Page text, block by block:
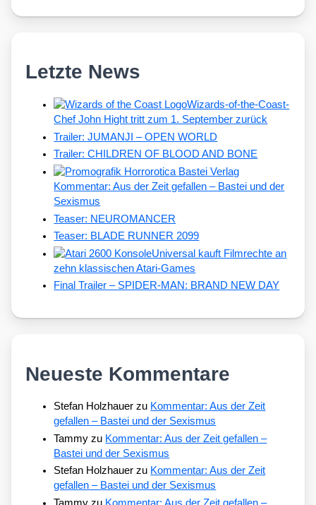
Letzte News
Wizards-of-the-Coast-
Chef John Hight tritt zum 1. September zurück
Trailer: JUMANJI – OPEN WORLD
Trailer: CHILDREN OF BLOOD AND BONE
Kommentar: Aus der Zeit gefallen – Bastei und der
Sexismus
Teaser: NEUROMANCER
Teaser: BLADE RUNNER 2099
Universal kauft Filmrechte an
zehn klassischen Atari-Games
Final Trailer – SPIDER-MAN: BRAND NEW DAY
Neueste Kommentare
Stefan Holzhauer zu Kommentar: Aus der Zeit
gefallen – Bastei und der Sexismus
Tammy zu Kommentar: Aus der Zeit gefallen –
Bastei und der Sexismus
Stefan Holzhauer zu Kommentar: Aus der Zeit
gefallen – Bastei und der Sexismus